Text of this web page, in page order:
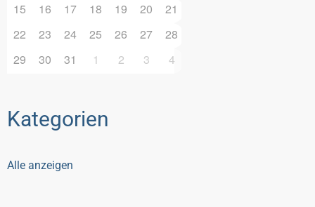
15
16 17 18 19 20
21
22
23 24 25 26 27
28
29
30 31 1 2 3 4
Kategorien
Alle anzeigen